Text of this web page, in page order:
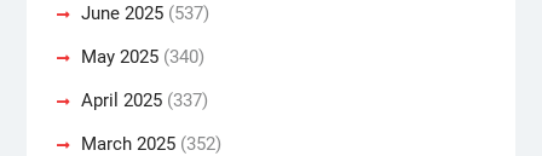
June 2025(537)
May 2025(340)
April 2025(337)
March 2025(352)